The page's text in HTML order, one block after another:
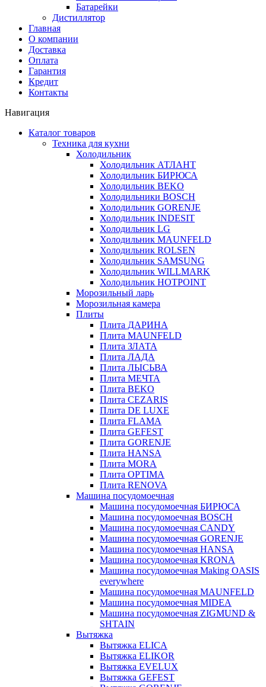
Батарейки
Дистиллятор
Главная
О компании
Доставка
Оплата
Гарантия
Кредит
Контакты
Навигация
Каталог товаров
Техника для кухни
Холодильник
Холодильник АТЛАНТ
Холодильник БИРЮСА
Холодильник BEKO
Холодильники BOSCH
Холодильник GORENJE
Холодильник INDESIT
Холодильник LG
Холодильник MAUNFELD
Холодильник ROLSEN
Холодильник SAMSUNG
Холодильник WILLMARK
Холодильник HOTPOINT
Морозильный ларь
Морозильная камера
Плиты
Плита ДАРИНА
Плита MAUNFELD
Плита ЗЛАТА
Плита ЛАДА
Плита ЛЫСЬВА
Плита МЕЧТА
Плита BEKO
Плита CEZARIS
Плита DE LUXE
Плита FLAMA
Плита GEFEST
Плита GORENJE
Плита HANSA
Плита MORA
Плита OPTIMA
Плита RENOVA
Машина посудомоечная
Машина посудомоечная БИРЮСА
Машина посудомоечная BOSCH
Машина посудомоечная CANDY
Машина посудомоечная GORENJE
Машина посудомоечная HANSA
Машина посудомоечная KRONA
Машина посудомоечная Making OASIS
everywhere
Машина посудомоечная MAUNFELD
Машина посудомоечная MIDEA
Машина посудомоечная ZIGMUND &
SHTAIN
Вытяжка
Вытяжка ELICA
Вытяжка ELIKOR
Вытяжка EVELUX
Вытяжка GEFEST